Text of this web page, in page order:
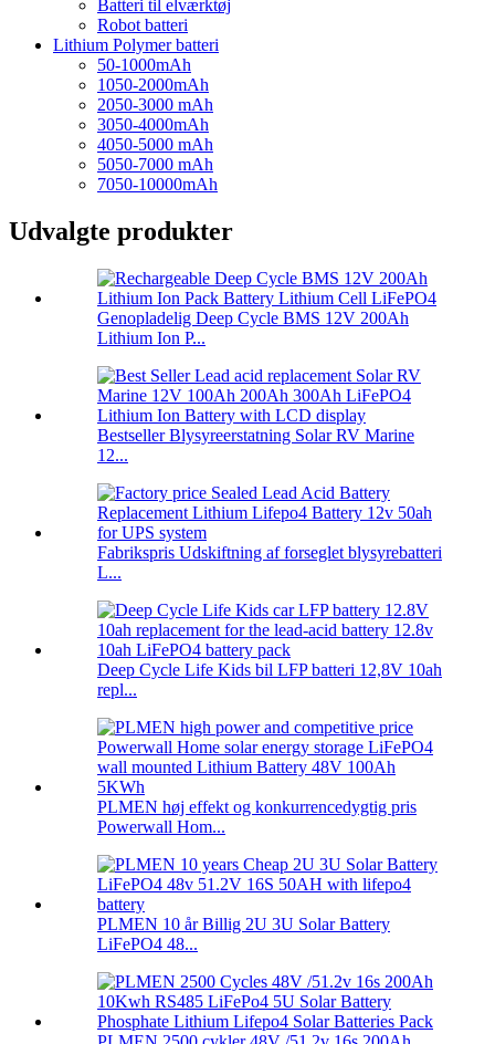
Batteri til elværktøj
Robot batteri
Lithium Polymer batteri
50-1000mAh
1050-2000mAh
2050-3000 mAh
3050-4000mAh
4050-5000 mAh
5050-7000 mAh
7050-10000mAh
Udvalgte produkter
Genopladelig Deep Cycle BMS 12V 200Ah
Lithium Ion P...
Bestseller Blysyreerstatning Solar RV Marine
12...
Fabrikspris Udskiftning af forseglet blysyrebatteri
L...
Deep Cycle Life Kids bil LFP batteri 12,8V 10ah
repl...
PLMEN høj effekt og konkurrencedygtig pris
Powerwall Hom...
PLMEN 10 år Billig 2U 3U Solar Battery
LiFePO4 48...